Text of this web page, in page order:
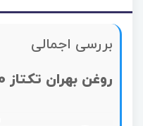
بررسی اجمالی
روغن بهران تکتاز 20/50